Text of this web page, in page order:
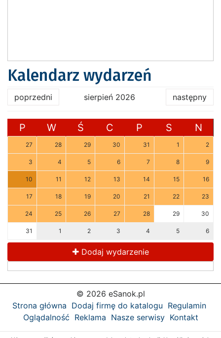
Kalendarz wydarzeń
poprzedni sierpień 2026 następny
P W Ś C P S N
27 28 29 30 31 1 2
3 4 5 6 7 8 9
10 11 12 13 14 15 16
17 18 19 20 21 22 23
24 25 26 27 28 29 30
31 1 2 3 4 5 6
Dodaj wydarzenie
© 2026 eSanok.pl
Strona główna Dodaj firmę do katalogu Regulamin
Oglądalność Reklama Nasze serwisy Kontakt